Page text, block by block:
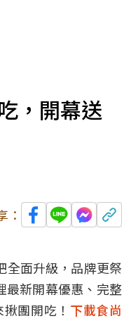
，開幕送
：
全面升級，品牌更祭
最新開幕優惠、完整
團開吃！ 下載食尚